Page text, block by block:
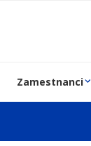
Zamestnanci